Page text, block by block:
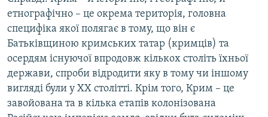
етнографічно – це окрема територія, головна
специфіка якої полягає в тому, що він є
Батьківщиною кримських татар (кримців) та
осердям існуючої впродовж кількох століть їхньої
держави, спроби відродити яку в тому чи іншому
вигляді були у ХХ столітті. Крім того, Крим – це
завойована та в кілька етапів колонізована